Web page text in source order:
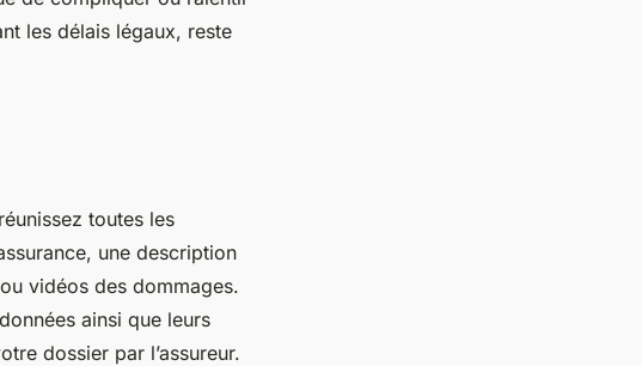
les délais légaux, reste
toutes les
une description
vidéos des dommages.
ainsi que leurs
dossier par l’assureur.